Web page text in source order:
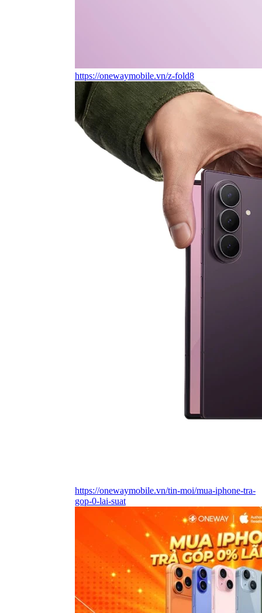
https://onewaymobile.vn/z-fold8
https://onewaymobile.vn/tin-moi/mua-iphone-tra-
gop-0-lai-suat